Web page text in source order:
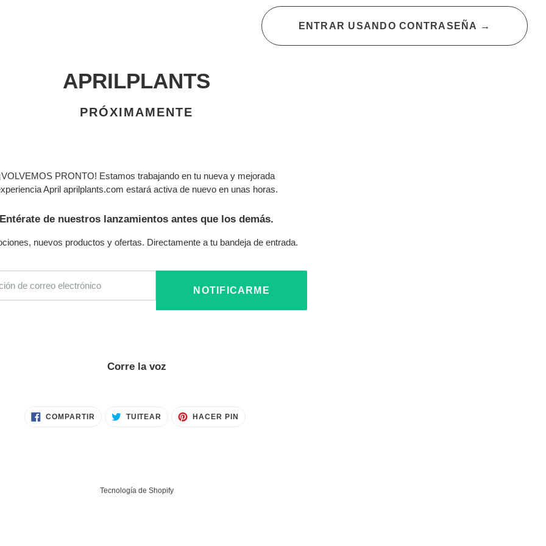
ENTRAR USANDO CONTRASEÑA →
APRILPLANTS
PRÓXIMAMENTE
PRONTO! Estamos trabajando en tu nueva y mejorada
April aprilplants.com estará activa de nuevo en unas horas.
Entérate de nuestros lanzamientos antes que los demás.
nuevos productos y ofertas. Directamente a tu bandeja de entrada.
NOTIFICARME
Corre la voz
COMPARTIR COMPARTIR
EN
TUITEAR TUITEARHACER PIN
Tecnología de Shopify